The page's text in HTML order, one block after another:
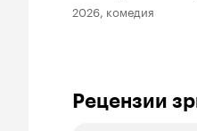
2026, комедия
Рецензии